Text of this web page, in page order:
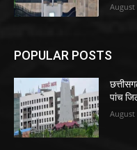
August
POPULAR POSTS
पांच
August